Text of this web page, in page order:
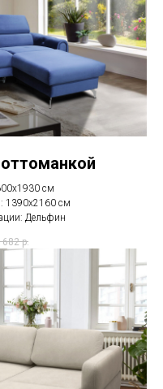
см
1390х2160 см
Дельфин
682 р.